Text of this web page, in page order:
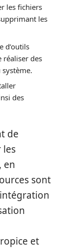
les fichiers
les
d’outils
réaliser des
des
de
les
en
sont
et